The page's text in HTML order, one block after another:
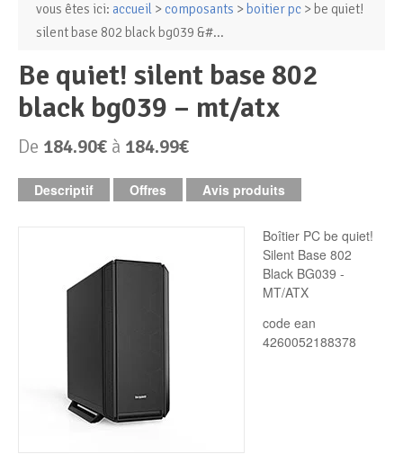
Ordinateurs & Tablettes
PC de bureau
PC portable
Mini PC
PC en kit
Alimentation PC
Boitier PC
Carte mère
Périphériques & Réseaux
Clavier & Souris
Imprimante
vous êtes ici: accueil > composants > boitier pc > be quiet!
silent base 802 black bg039 &#...
be quiet! silent base 802
black bg039 – mt/atx
De 184.90€ à 184.99€
Descriptif Offres Avis produits
Boîtier PC be quiet!
Silent Base 802
Black BG039 -
MT/ATX
code ean
4260052188378